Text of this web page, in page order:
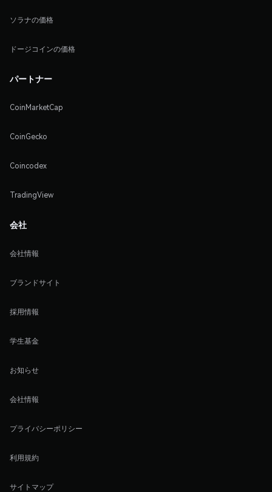
ソラナの価格
ドージコインの価格
パートナー
CoinMarketCap
CoinGecko
Coincodex
TradingView
会社
会社情報
ブランドサイト
採用情報
学生基金
お知らせ
会社情報
プライバシーポリシー
利用規約
サイトマップ